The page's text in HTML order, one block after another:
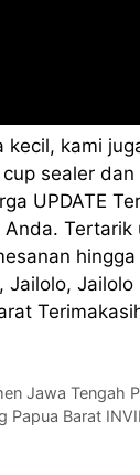
kami
sealer
UPDATE
Jawa Tengah
Barat